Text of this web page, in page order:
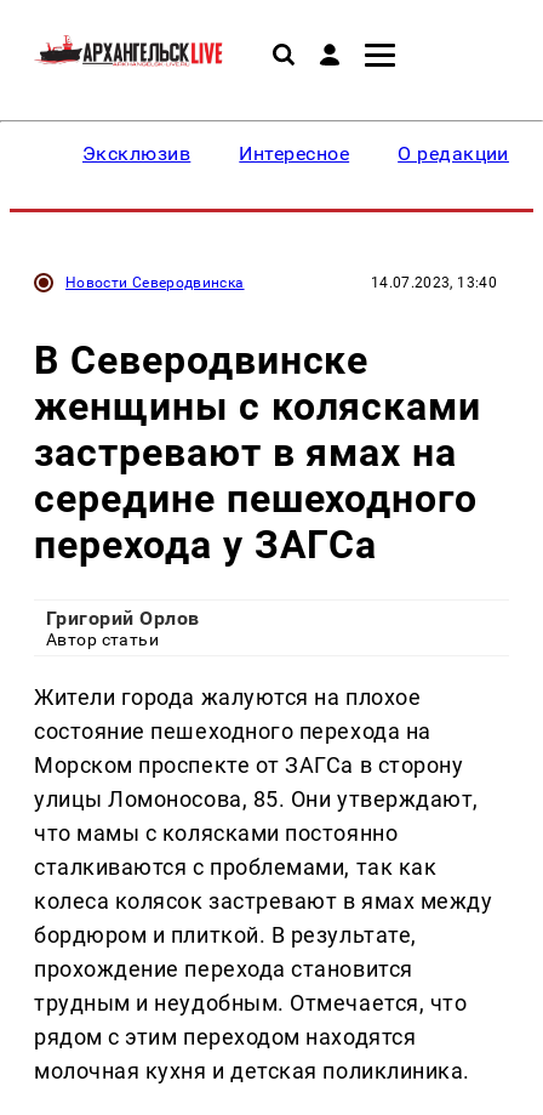
Эксклюзив Интересное О редакции
Новости Северодвинска 14.07.2023, 13:40
В Северодвинске
женщины с колясками
застревают в ямах на
середине пешеходного
перехода у ЗАГСа
Григорий Орлов
Автор статьи
Жители города жалуются на плохое
состояние пешеходного перехода на
Морском проспекте от ЗАГСа в сторону
улицы Ломоносова, 85. Они утверждают,
что мамы с колясками постоянно
сталкиваются с проблемами, так как
колеса колясок застревают в ямах между
бордюром и плиткой. В результате,
прохождение перехода становится
трудным и неудобным. Отмечается, что
рядом с этим переходом находятся
молочная кухня и детская поликлиника.